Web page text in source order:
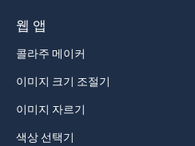
웹 앱
콜라주 메이커
이미지 크기 조절기
이미지 자르기
색상 선택기